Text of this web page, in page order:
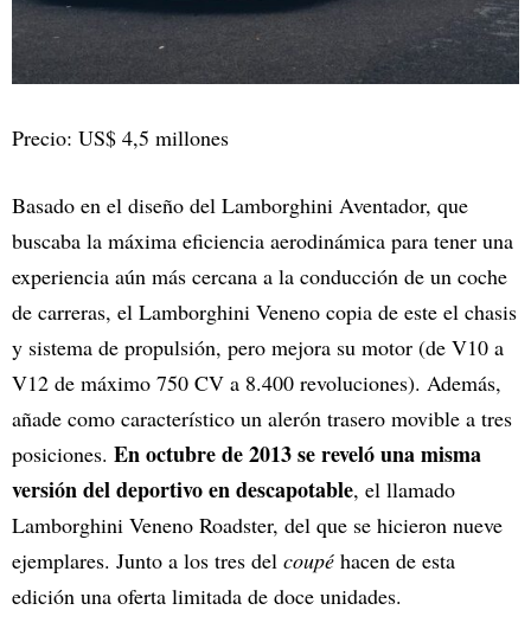
Precio: US$ 4,5 millones
Basado en el diseño del Lamborghini Aventador, que
buscaba la máxima eficiencia aerodinámica para tener una
experiencia aún más cercana a la conducción de un coche
de carreras, el Lamborghini Veneno copia de este el chasis
y sistema de propulsión, pero mejora su motor (de V10 a
V12 de máximo 750 CV a 8.400 revoluciones). Además,
añade como característico un alerón trasero movible a tres
posiciones. En octubre de 2013 se reveló una misma
versión del deportivo en descapotable, el llamado
Lamborghini Veneno Roadster, del que se hicieron nueve
ejemplares. Junto a los tres del coupé hacen de esta
edición una oferta limitada de doce unidades.